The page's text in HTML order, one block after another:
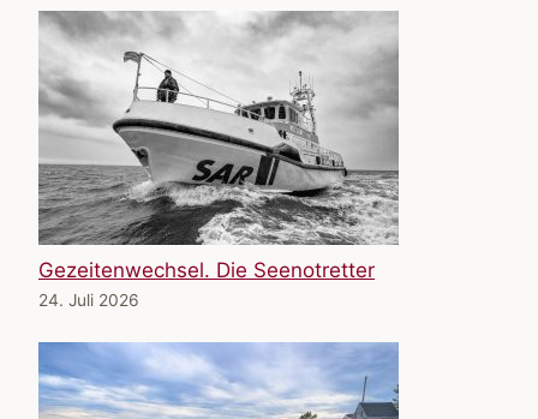
Gezeitenwechsel. Die Seenotretter
24. Juli 2026